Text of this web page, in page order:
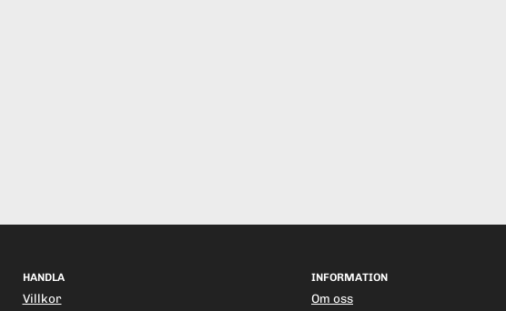
HANDLA
Villkor
INFORMATION
Om oss